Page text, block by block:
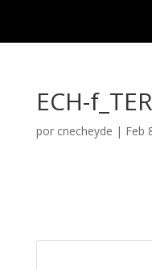
ECH-
por cnecheyde | Feb